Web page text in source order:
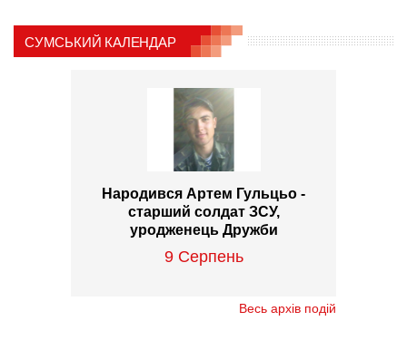
СУМСЬКИЙ КАЛЕНДАР
Народився Артем Гульцьо -
старший солдат ЗСУ,
уродженець Дружби
9 Серпень
Весь архів подій